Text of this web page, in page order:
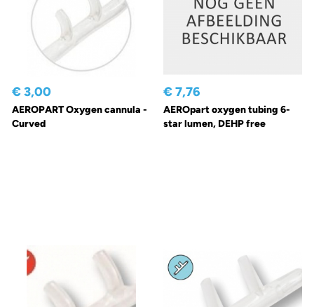
€ 3,00
AEROPART Oxygen cannula -
Curved
€ 7,76
AEROpart oxygen tubing 6-
star lumen, DEHP free